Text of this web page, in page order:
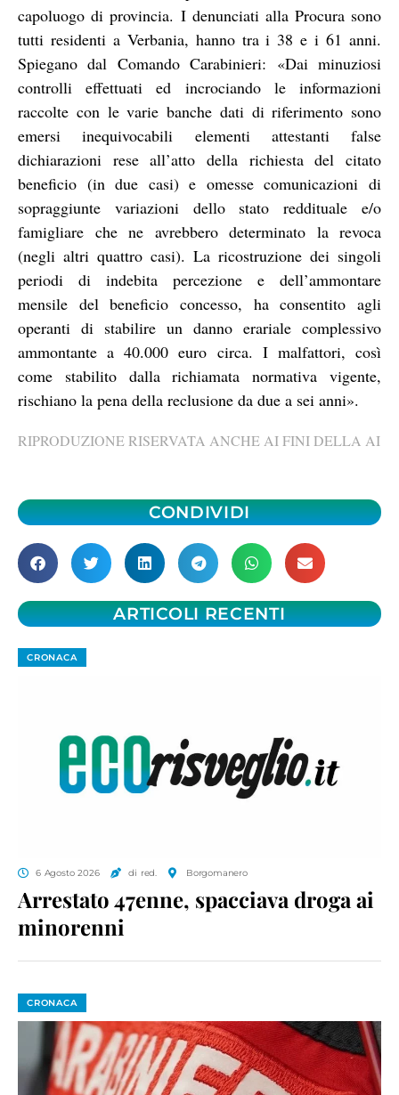
capoluogo di provincia. I denunciati alla Procura sono
tutti residenti a Verbania, hanno tra i 38 e i 61 anni.
Spiegano dal Comando Carabinieri: «Dai minuziosi
controlli effettuati ed incrociando le informazioni
raccolte con le varie banche dati di riferimento sono
emersi inequivocabili elementi attestanti false
dichiarazioni rese all’atto della richiesta del citato
beneficio (in due casi) e omesse comunicazioni di
sopraggiunte variazioni dello stato reddituale e/o
famigliare che ne avrebbero determinato la revoca
(negli altri quattro casi). La ricostruzione dei singoli
periodi di indebita percezione e dell’ammontare
mensile del beneficio concesso, ha consentito agli
operanti di stabilire un danno erariale complessivo
ammontante a 40.000 euro circa. I malfattori, così
come stabilito dalla richiamata normativa vigente,
rischiano la pena della reclusione da due a sei anni».
RIPRODUZIONE RISERVATA ANCHE AI FINI DELLA AI
CONDIVIDI
ARTICOLI RECENTI
CRONACA
6 Agosto 2026 di red. Borgomanero
Arrestato 47enne, spacciava droga ai
minorenni
CRONACA